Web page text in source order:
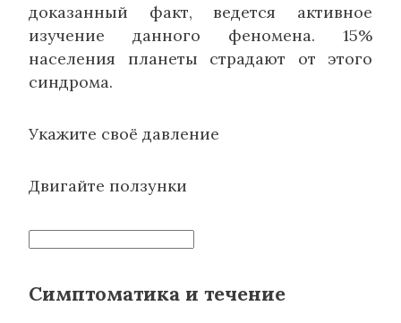
доказанный факт, ведется активное
изучение данного феномена. 15%
населения планеты страдают от этого
синдрома.
Укажите своё давление
Двигайте ползунки
Симптоматика и течение